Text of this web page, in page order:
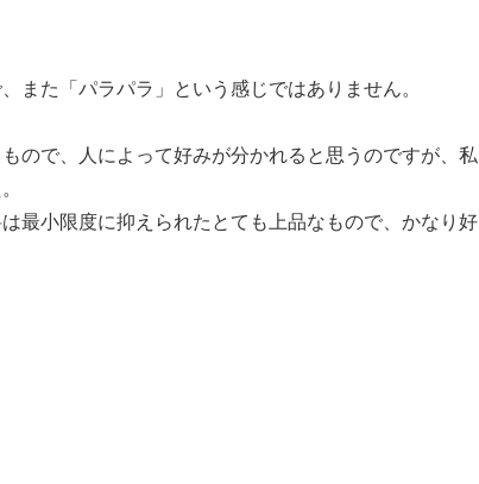
また「パラパラ」という感じではありません。
もので、人によって好みが分かれると思うのですが、私
最小限度に抑えられたとても上品なもので、かなり好